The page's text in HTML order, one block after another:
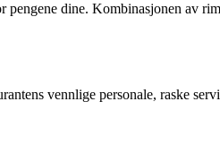
dine. Kombinasjonen av
vennlige personale, raske